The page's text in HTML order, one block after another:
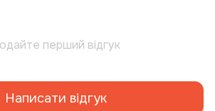
перший відгук
Написати відгук